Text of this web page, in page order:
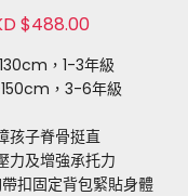
$488.00
，1-3年級
，3-6年級
孩子脊骨挺直
力及增強承托力
扣固定背包緊貼身體